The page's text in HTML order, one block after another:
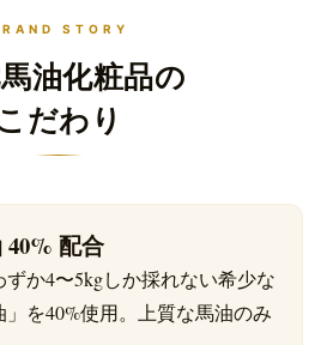
STORY
油化粧品の
こだわり
40% 配合
か4〜5kgしか採れない希少な
」を40%使用。上質な馬油のみ